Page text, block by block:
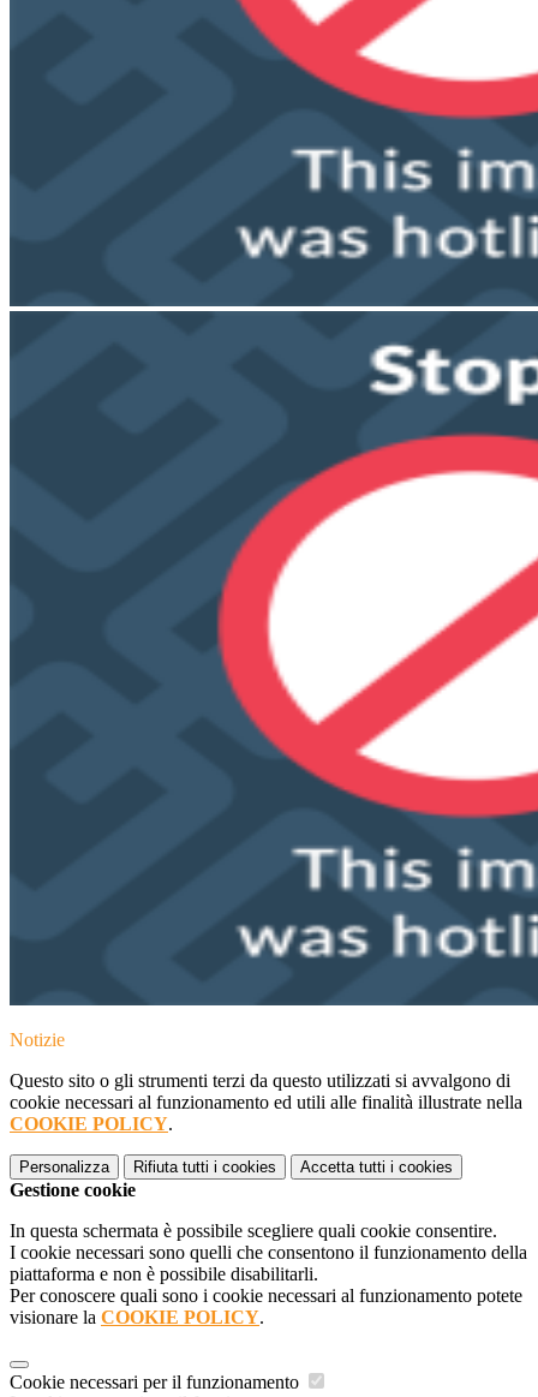
Notizie
Questo sito o gli strumenti terzi da questo utilizzati si avvalgono di
cookie necessari al funzionamento ed utili alle finalità illustrate nella
COOKIE POLICY.
Personalizza Rifiuta tutti i cookies Accetta tutti i cookies
Gestione cookie
In questa schermata è possibile scegliere quali cookie consentire.
I cookie necessari sono quelli che consentono il funzionamento della
piattaforma e non è possibile disabilitarli.
Per conoscere quali sono i cookie necessari al funzionamento potete
visionare la COOKIE POLICY.
Cookie necessari per il funzionamento